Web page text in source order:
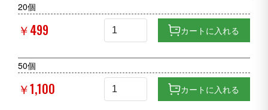
20個
￥499 カートに入れる
50個
￥1,100 カートに入れる